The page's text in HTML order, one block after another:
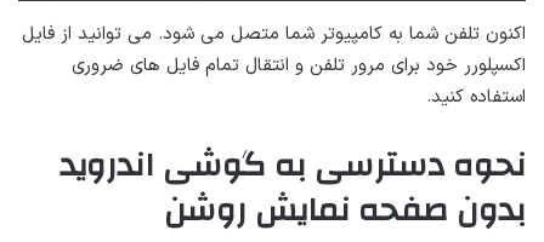
اکنون تلفن شما به کامپیوتر شما متصل می شود. می توانید از فایل
اکسپلورر خود برای مرور تلفن و انتقال تمام فایل های ضروری
استفاده کنید.
نحوه دسترسی به گوشی اندروید
بدون صفحه نمایش روشن